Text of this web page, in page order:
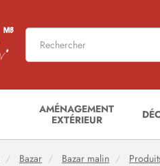
AMÉNAGEMENT
EXTÉRIEUR
Bazar Bazar malin